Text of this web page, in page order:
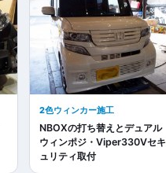
2色ウィンカー施工
NBOXの打ち替えとデュアル
ウィンポジ・Viper330Vセキ
ュリティ取付